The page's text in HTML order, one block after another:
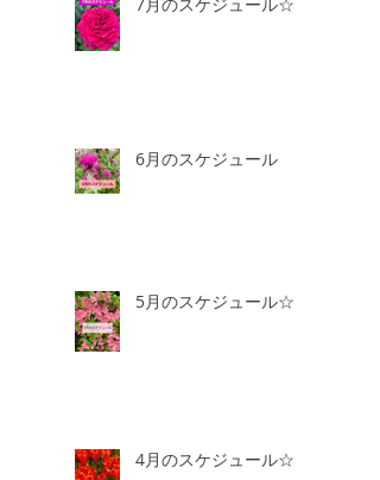
6月のスケジュール
5月のスケジュール☆
4月のスケジュール☆